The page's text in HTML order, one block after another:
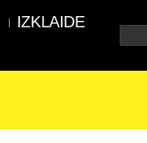
IZKLAIDE